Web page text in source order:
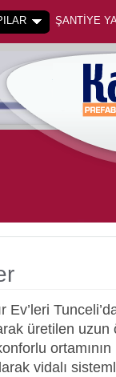
ŞANTİYE
Ev’leri
üretilen
ortamının
vidalı